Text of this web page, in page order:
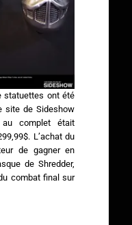
statuettes ont été
site de Sideshow
au complet était
L’achat du
de gagner en
de Shredder,
combat final sur